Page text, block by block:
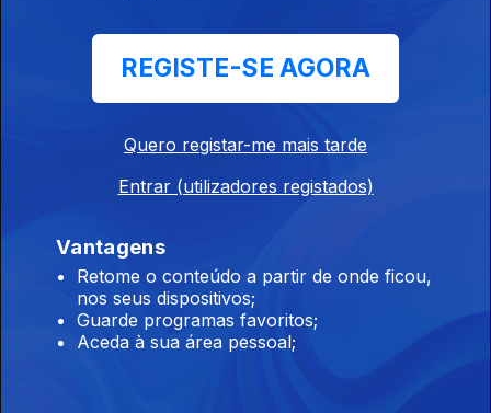
Edição | Margarida Pereira
Edição | Lília Almeida
Edição | Lília Almeida
09 jul. 2026
REGISTE-SE AGORA
Quero registar-me mais tarde
Entrar (utilizadores registados)
Vantagens
Retome o conteúdo a partir de onde ficou,
nos seus dispositivos;
Guarde programas favoritos;
Aceda à sua área pessoal;